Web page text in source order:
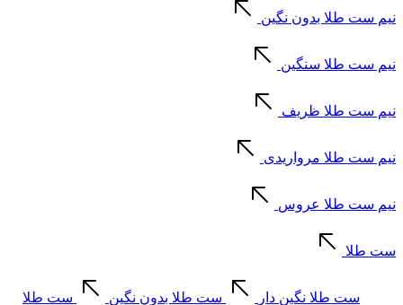
نیم ست طلا بدون نگین
نیم ست طلا سنگین
نیم ست طلا ظریف
نیم ست طلا مرواریدی
نیم ست طلا عروس
ست طلا
ست طلا نگین دار ست طلا بدون نگین ست طلا